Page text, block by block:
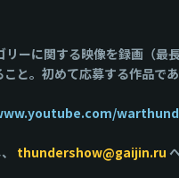
ーに関する映像を録画（最
と。初めて応募する作品で
thundershow@gaijin.ru